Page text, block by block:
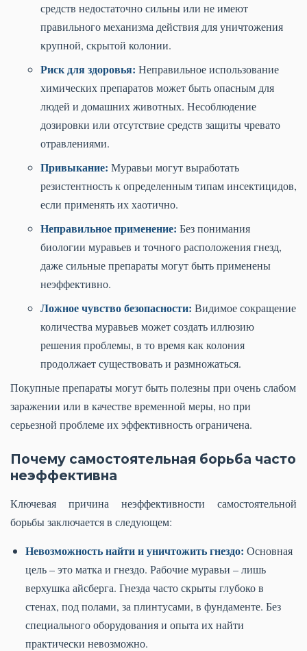
средств недостаточно сильны или не имеют
правильного механизма действия для уничтожения
крупной, скрытой колонии.
Риск для здоровья: Неправильное использование
химических препаратов может быть опасным для
людей и домашних животных. Несоблюдение
дозировки или отсутствие средств защиты чревато
отравлениями.
Привыкание: Муравьи могут выработать
резистентность к определенным типам инсектицидов,
если применять их хаотично.
Неправильное применение: Без понимания
биологии муравьев и точного расположения гнезд,
даже сильные препараты могут быть применены
неэффективно.
Ложное чувство безопасности: Видимое сокращение
количества муравьев может создать иллюзию
решения проблемы, в то время как колония
продолжает существовать и размножаться.
Покупные препараты могут быть полезны при очень слабом
заражении или в качестве временной меры, но при
серьезной проблеме их эффективность ограничена.
Почему самостоятельная борьба часто
неэффективна
Ключевая причина неэффективности самостоятельной
борьбы заключается в следующем:
Невозможность найти и уничтожить гнездо: Основная
цель – это матка и гнездо. Рабочие муравьи – лишь
верхушка айсберга. Гнезда часто скрыты глубоко в
стенах, под полами, за плинтусами, в фундаменте. Без
специального оборудования и опыта их найти
практически невозможно.